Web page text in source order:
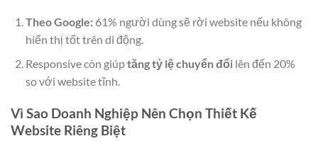
Theo Google:61% người dùng sẽ rời website nếu không
hiển thị tốt trên di động.
Responsive còn giúptăng tỷ lệ chuyển đổilên đến 20%
so với website tĩnh.
Vì Sao Doanh Nghiệp Nên Chọn Thiết Kế
Website Riêng Biệt